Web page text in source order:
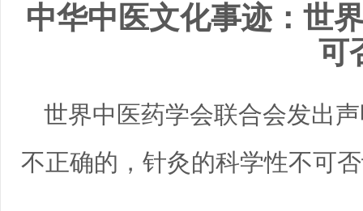
中华中医文化事迹：世
可
世界中医药学会联合会发出
不正确的，针灸的科学性不可